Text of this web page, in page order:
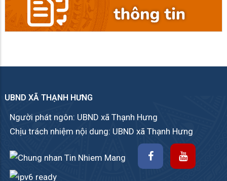
UBND XÃ THẠNH HƯNG
Người phát ngôn: UBND xã Thạnh Hưng
Chịu trách nhiệm nội dung: UBND xã Thạnh Hưng